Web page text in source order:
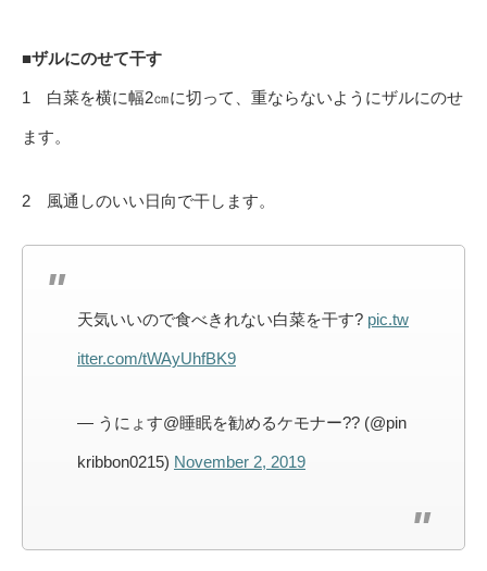
■ザルにのせて干す
1 白菜を横に幅2㎝に切って、重ならないようにザルにのせ
ます。
2 風通しのいい日向で干します。
天気いいので食べきれない白菜を干す? pic.tw
itter.com/tWAyUhfBK9
— うにょす@睡眠を勧めるケモナー?? (@pin
kribbon0215) November 2, 2019